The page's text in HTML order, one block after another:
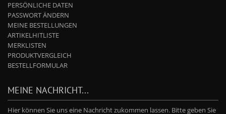
PERSÖNLICHE DATEN
PASSWORT ÄNDERN
MEINE BESTELLUNGEN
ARTIKELHITLISTE
MERKLISTEN
PRODUKTVERGLEICH
BESTELLFORMULAR
MEINE NACHRICHT...
Hier können Sie uns eine Nachricht zukommen lassen. Bitte geben Sie